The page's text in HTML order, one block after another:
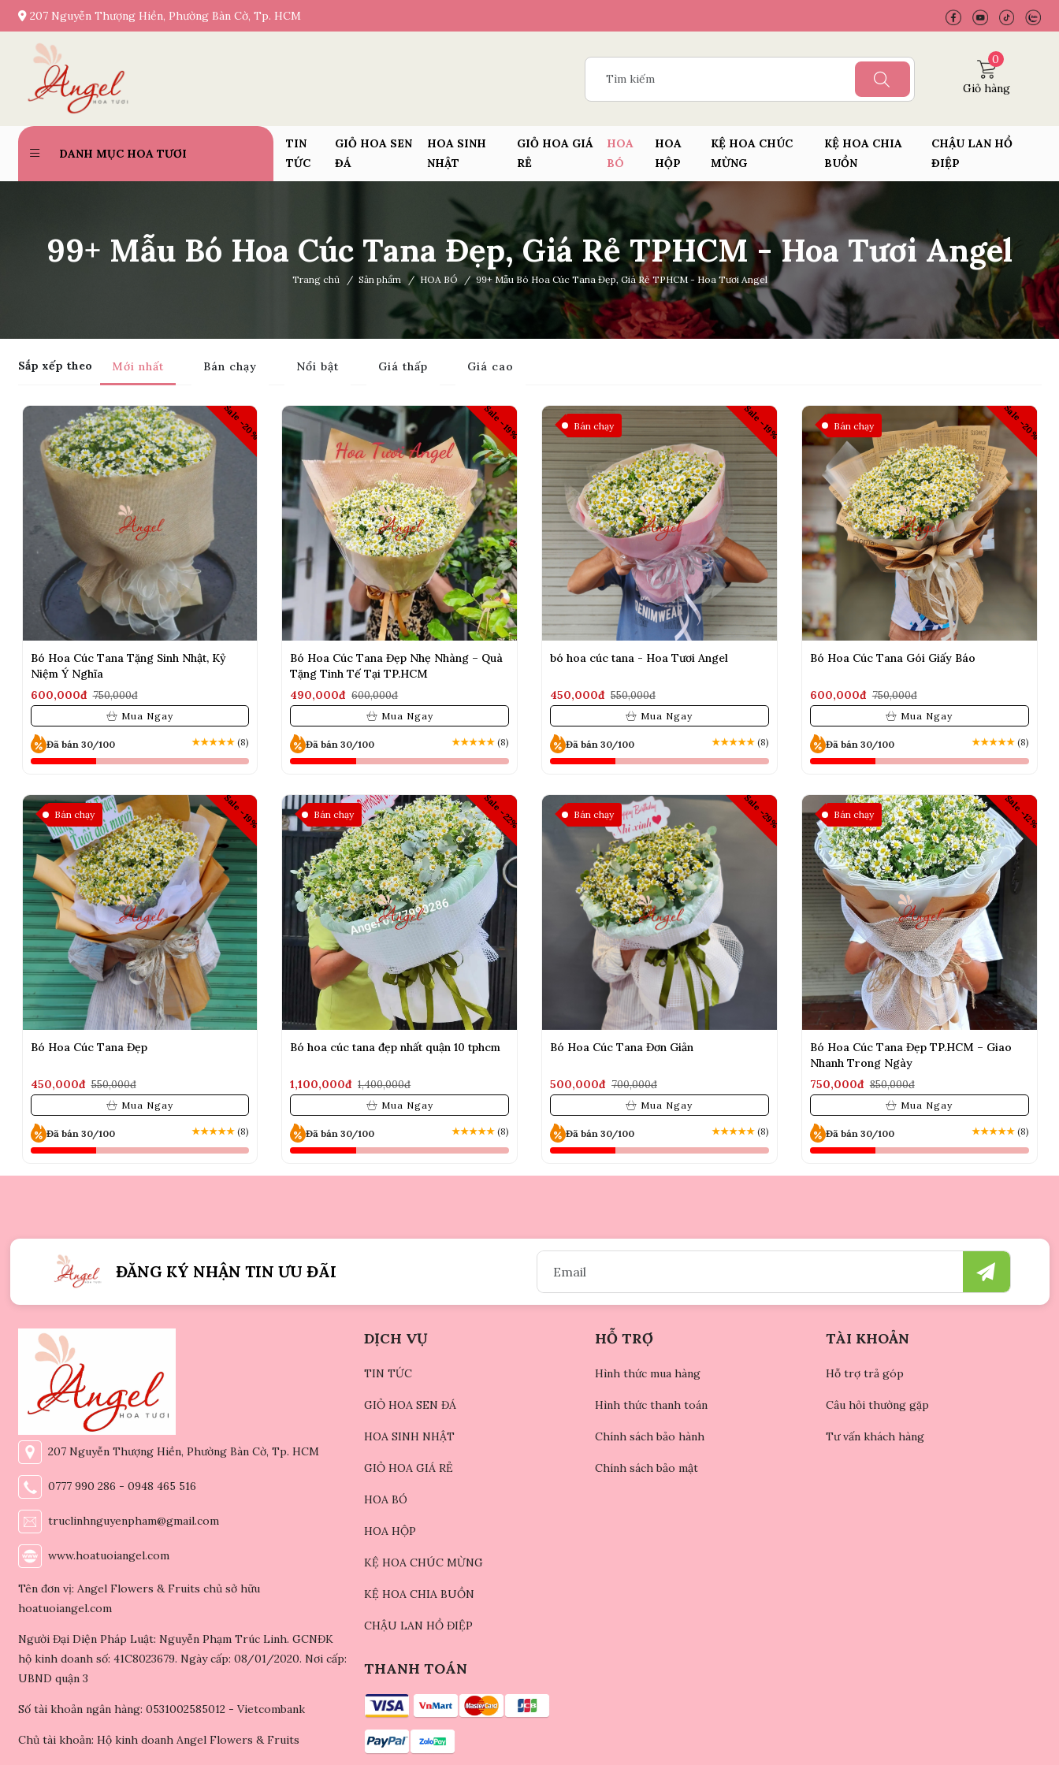
207 Nguyễn Thượng Hiền, Phường Bàn Cờ, Tp. HCM
0
Giỏ hàng
DANH MỤC HOA TƯƠI
TIN
TỨC
GIỎ HOA SEN
ĐÁ
HOA SINH
NHẬT
GIỎ HOA GIÁ
RẺ
HOA
BÓ
HOA
HỘP
KỆ HOA CHÚC
MỪNG
KỆ HOA CHIA
BUỒN
CHẬU LAN HỒ
ĐIỆP
99+ Mẫu Bó Hoa Cúc Tana Đẹp, Giá Rẻ TPHCM - Hoa Tươi Angel
Trang chủ / Sản phẩm / HOA BÓ / 99+ Mẫu Bó Hoa Cúc Tana Đẹp, Giá Rẻ TPHCM - Hoa Tươi Angel
Sắp xếp theo Mới nhất Bán chạy Nổi bật Giá thấp Giá cao
Sale -20%
Bó Hoa Cúc Tana Tặng Sinh Nhật, Kỷ
Niệm Ý Nghĩa
600,000đ 750,000đ
Mua Ngay
Đã bán 30/100 ★★★★★ (8)
Sale -19%
Bó Hoa Cúc Tana Đẹp Nhẹ Nhàng – Quà
Tặng Tinh Tế Tại TP.HCM
490,000đ 600,000đ
Mua Ngay
Đã bán 30/100 ★★★★★ (8)
Bán chạy Sale -19%
bó hoa cúc tana - Hoa Tươi Angel
450,000đ 550,000đ
Mua Ngay
Đã bán 30/100 ★★★★★(8)
Bán chạy Sale -20%
Bó Hoa Cúc Tana Gói Giấy Báo
600,000đ 750,000đ
Mua Ngay
Đã bán 30/100 ★★★★★(8)
Bán chạy Sale -19%
Bó Hoa Cúc Tana Đẹp
450,000đ 550,000đ
Mua Ngay
Đã bán 30/100 ★★★★★ (8)
Bán chạy Sale -22%
Bó hoa cúc tana đẹp nhất quận 10 tphcm
1,100,000đ 1,400,000đ
Mua Ngay
Đã bán 30/100 ★★★★★ (8)
Bán chạy Sale -29%
Bó Hoa Cúc Tana Đơn Giản
500,000đ 700,000đ
Mua Ngay
Đã bán 30/100 ★★★★★(8)
Bán chạy Sale -12%
Bó Hoa Cúc Tana Đẹp TP.HCM – Giao
Nhanh Trong Ngày
750,000đ 850,000đ
Mua Ngay
Đã bán 30/100 ★★★★★(8)
ĐĂNG KÝ NHẬN TIN ƯU ĐÃI
207 Nguyễn Thượng Hiền, Phường Bàn Cờ, Tp. HCM
0777 990 286 - 0948 465 516
truclinhnguyenpham@gmail.com
www.hoatuoiangel.com
Tên đơn vị: Angel Flowers & Fruits chủ sở hữu
hoatuoiangel.com
Người Đại Diện Pháp Luật: Nguyễn Phạm Trúc Linh. GCNĐK
hộ kinh doanh số: 41C8023679. Ngày cấp: 08/01/2020. Nơi cấp:
UBND quận 3
Số tài khoản ngân hàng: 0531002585012 - Vietcombank
Chủ tài khoản: Hộ kinh doanh Angel Flowers & Fruits
DỊCH VỤ
TIN TỨC
GIỎ HOA SEN ĐÁ
HOA SINH NHẬT
GIỎ HOA GIÁ RẺ
HOA BÓ
HOA HỘP
KỆ HOA CHÚC MỪNG
KỆ HOA CHIA BUỒN
CHẬU LAN HỒ ĐIỆP
HỖ TRỢ
Hình thức mua hàng
Hình thức thanh toán
Chính sách bảo hành
Chính sách bảo mật
TÀI KHOẢN
Hỗ trợ trả góp
Câu hỏi thường gặp
Tư vấn khách hàng
THANH TOÁN